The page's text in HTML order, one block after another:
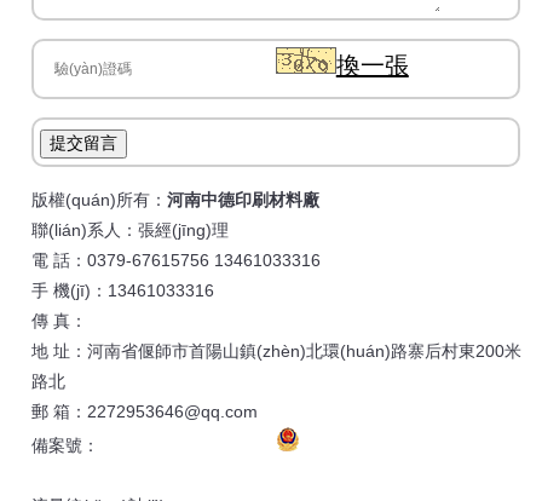
換一張
提交留言
版權(quán)所有： 河南中德印刷材料廠
聯(lián)系人：張經(jīng)理
電 話：0379-67615756 13461033316
手 機(jī)：13461033316
傳 真：
地 址：河南省偃師市首陽山鎮(zhèn)北環(huán)路寨后村東200米
路北
郵 箱：2272953646@qq.com
備案號：